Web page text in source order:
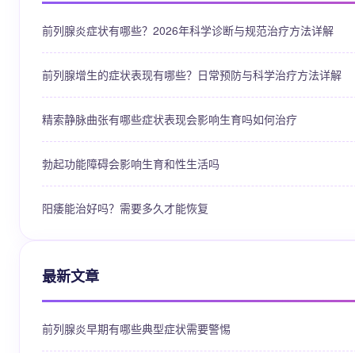
前列腺炎症状有哪些？2026年科学诊断与规范治疗方法详解
前列腺增生的症状表现有哪些？日常预防与科学治疗方法详解
精索静脉曲张有哪些症状表现会影响生育吗如何治疗
勃起功能障碍会影响生育和性生活吗
阳痿能治好吗？需要多久才能恢复
最新文章
前列腺炎早期有哪些典型症状需要警惕